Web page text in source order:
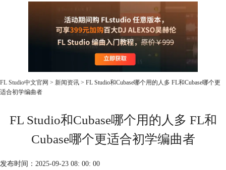
FL Studio中文官网 > 新闻资讯 > FL Studio和Cubase哪个用的人多 FL和Cubase哪个更
适合初学编曲者
FL Studio和Cubase哪个用的人多 FL和
Cubase哪个更适合初学编曲者
发布时间：2025-09-23 08: 00: 00